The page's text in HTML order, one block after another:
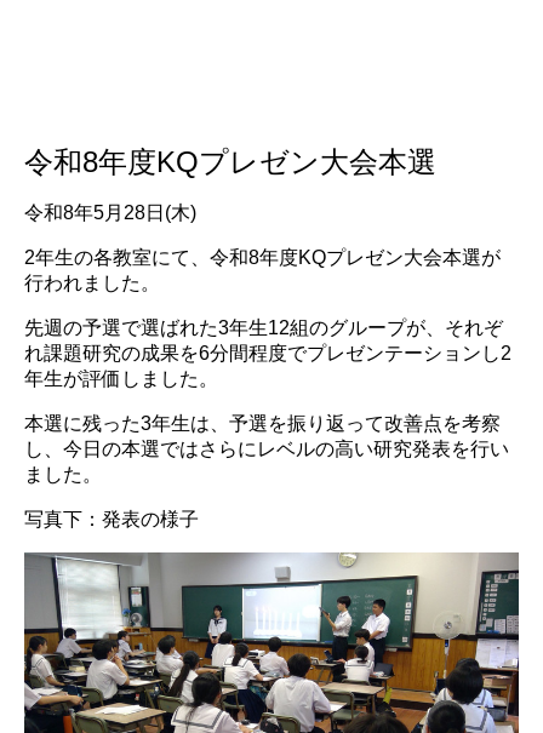
令和8年度KQプレゼン大会本選
令和8年5月28日(木)
2年生の各教室にて、令和8年度KQプレゼン大会本選が
行われました。
先週の予選で選ばれた3年生12組のグループが、それぞ
れ課題研究の成果を6分間程度でプレゼンテーションし2
年生が評価しました。
本選に残った3年生は、予選を振り返って改善点を考察
し、今日の本選ではさらにレベルの高い研究発表を行い
ました。
写真下：発表の様子